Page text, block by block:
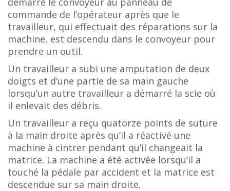
commande de l’opérateur après que le
travailleur, qui effectuait des réparations sur la
machine, est descendu dans le convoyeur pour
prendre un outil.
Un travailleur a subi une amputation de deux
doigts et d’une partie de sa main gauche
lorsqu’un autre travailleur a démarré la scie où
il enlevait des débris.
Un travailleur a reçu quatorze points de suture
à la main droite après qu’il a réactivé une
machine à cintrer pendant qu’il changeait la
matrice. La machine a été activée lorsqu’il a
touché la pédale par accident et la matrice est
descendue sur sa main droite.